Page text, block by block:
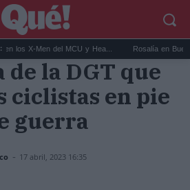
X-Men del MCU y Hea... Rosalía en Buenos
de la DGT que
ciclistas en pie
guerra
- 17 abril, 2023 16:35